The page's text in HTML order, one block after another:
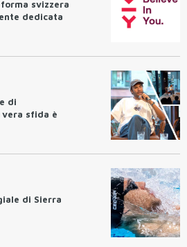
svizzera
dedicata
di
sfida è
di Sierra